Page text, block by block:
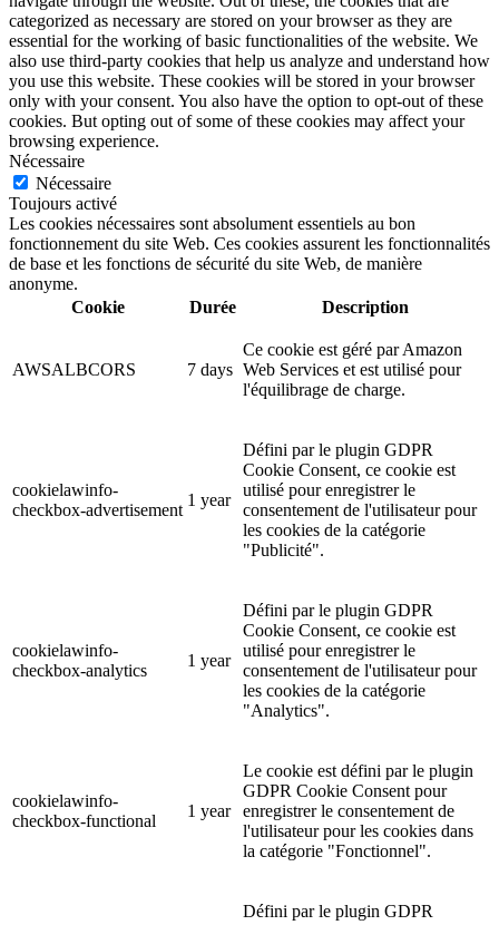
categorized as necessary are stored on your browser as they are
essential for the working of basic functionalities of the website. We
also use third-party cookies that help us analyze and understand how
you use this website. These cookies will be stored in your browser
only with your consent. You also have the option to opt-out of these
cookies. But opting out of some of these cookies may affect your
browsing experience.
Nécessaire
Nécessaire
Toujours activé
Les cookies nécessaires sont absolument essentiels au bon
fonctionnement du site Web. Ces cookies assurent les fonctionnalités
de base et les fonctions de sécurité du site Web, de manière
anonyme.
Cookie
Durée Description
AWSALBCORS 7 days
Ce cookie est géré par Amazon
Web Services et est utilisé pour
l'équilibrage de charge.
cookielawinfo-
checkbox-advertisement
1 year
Défini par le plugin GDPR
Cookie Consent, ce cookie est
utilisé pour enregistrer le
consentement de l'utilisateur pour
les cookies de la catégorie
"Publicité".
cookielawinfo-
checkbox-analytics
1 year
Défini par le plugin GDPR
Cookie Consent, ce cookie est
utilisé pour enregistrer le
consentement de l'utilisateur pour
les cookies de la catégorie
"Analytics".
cookielawinfo-
checkbox-functional
1 year
Le cookie est défini par le plugin
GDPR Cookie Consent pour
enregistrer le consentement de
l'utilisateur pour les cookies dans
la catégorie "Fonctionnel".
Défini par le plugin GDPR